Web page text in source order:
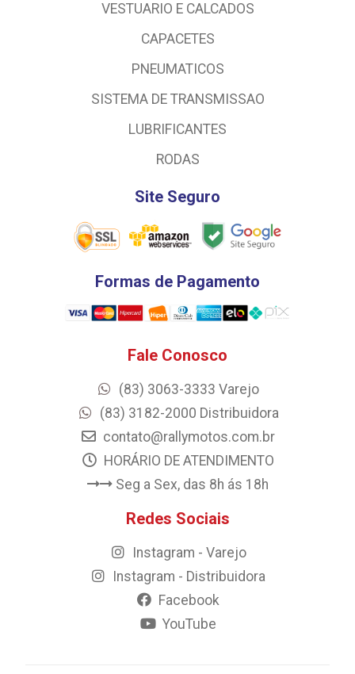
VESTUARIO E CALCADOS
CAPACETES
PNEUMATICOS
SISTEMA DE TRANSMISSAO
LUBRIFICANTES
RODAS
Site Seguro
Formas de Pagamento
Fale Conosco
(83) 3063-3333 Varejo
(83) 3182-2000 Distribuidora
contato@rallymotos.com.br
HORÁRIO DE ATENDIMENTO
Seg a Sex, das 8h ás 18h
Redes Sociais
Instagram - Varejo
Instagram - Distribuidora
Facebook
YouTube